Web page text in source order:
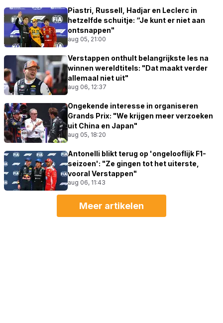
Piastri, Russell, Hadjar en Leclerc in
hetzelfde schuitje: “Je kunt er niet aan
ontsnappen"
aug 05, 21:00
Verstappen onthult belangrijkste les na
winnen wereldtitels: "Dat maakt verder
allemaal niet uit"
aug 06, 12:37
Ongekende interesse in organiseren
Grands Prix: "We krijgen meer verzoeken
uit China en Japan"
aug 05, 18:20
Antonelli blikt terug op 'ongelooflijk F1-
seizoen': "Ze gingen tot het uiterste,
vooral Verstappen"
aug 06, 11:43
Meer artikelen